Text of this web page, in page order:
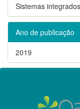
Sistemas integrados
Ano de publicação
2019